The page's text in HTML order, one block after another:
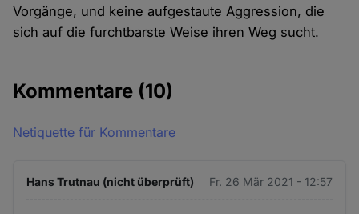
Vorgänge, und keine aufgestaute Aggression, die
sich auf die furchtbarste Weise ihren Weg sucht.
Kommentare (10)
Netiquette für Kommentare
Hans Trutnau (nicht überprüft) Fr. 26 Mär 2021 - 12:57